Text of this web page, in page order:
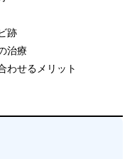
跡
治療
わせるメリット